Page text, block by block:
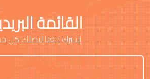
القائمة
إشترك معنا ليصلك كل